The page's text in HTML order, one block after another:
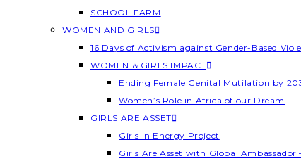
SCHOOL FARM
WOMEN AND GIRLS
16 Days of Activism against Gender-Based
WOMEN & GIRLS IMPACT
Ending Female Genital Mutilation by
Women’s Role in Africa of our Dream
GIRLS ARE ASSET
Girls In Energy Project
Girls Are Asset with Global Ambassador